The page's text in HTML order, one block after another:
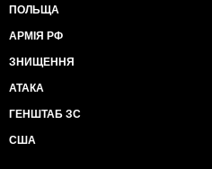
ПОЛЬЩА
АРМІЯ РФ
ЗНИЩЕННЯ
АТАКА
ГЕНШТАБ ЗС
США